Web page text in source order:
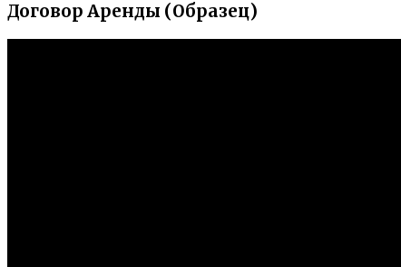
Договор Аренды (Образец)